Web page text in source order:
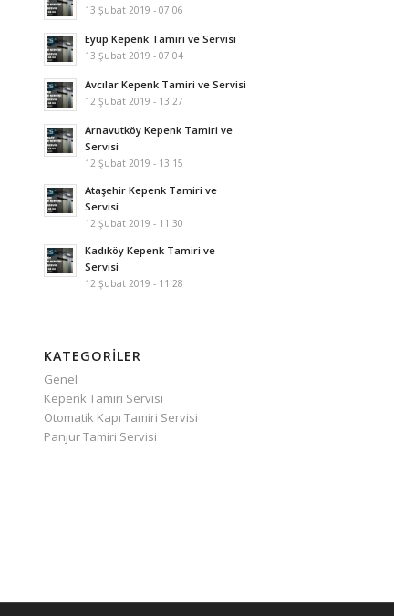
13 Şubat 2019 - 07:06
Eyüp Kepenk Tamiri ve Servisi
13 Şubat 2019 - 07:04
Avcılar Kepenk Tamiri ve Servisi
12 Şubat 2019 - 13:27
Arnavutköy Kepenk Tamiri ve
Servisi
12 Şubat 2019 - 13:15
Ataşehir Kepenk Tamiri ve
Servisi
12 Şubat 2019 - 11:30
Kadıköy Kepenk Tamiri ve
Servisi
12 Şubat 2019 - 11:28
KATEGORILER
Genel
Kepenk Tamiri Servisi
Otomatik Kapı Tamiri Servisi
Panjur Tamiri Servisi